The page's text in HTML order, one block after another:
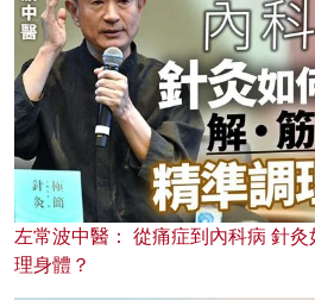
左常波中醫： 從痛症到內科病 針
理身體？